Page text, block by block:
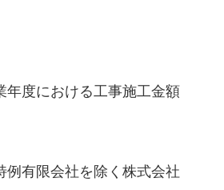
度における工事施工金額
有限会社を除く株式会社